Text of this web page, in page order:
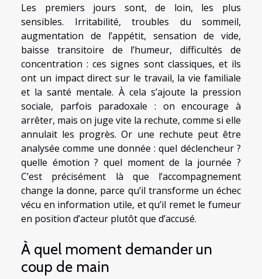
Les premiers jours sont, de loin, les plus
sensibles. Irritabilité, troubles du sommeil,
augmentation de l’appétit, sensation de vide,
baisse transitoire de l’humeur, difficultés de
concentration : ces signes sont classiques, et ils
ont un impact direct sur le travail, la vie familiale
et la santé mentale. À cela s’ajoute la pression
sociale, parfois paradoxale : on encourage à
arrêter, mais on juge vite la rechute, comme si elle
annulait les progrès. Or une rechute peut être
analysée comme une donnée : quel déclencheur ?
quelle émotion ? quel moment de la journée ?
C’est précisément là que l’accompagnement
change la donne, parce qu’il transforme un échec
vécu en information utile, et qu’il remet le fumeur
en position d’acteur plutôt que d’accusé.
À quel moment demander un
coup de main